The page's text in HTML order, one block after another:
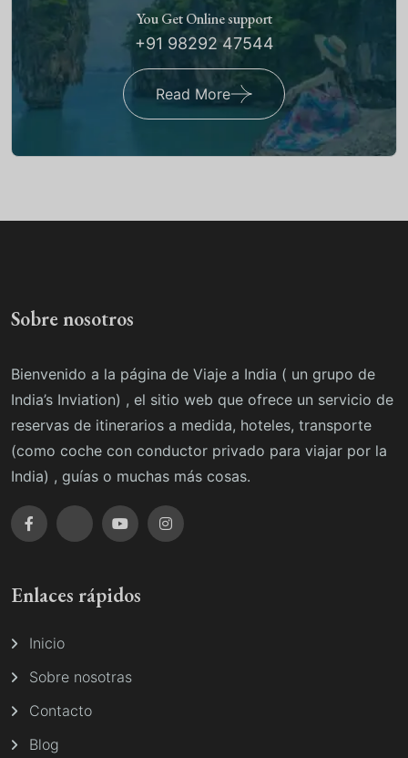
You Get Online support
+91 98292 47544
Read More
Sobre nosotros
Bienvenido a la página de Viaje a India ( un grupo de
India’s Inviation) , el sitio web que ofrece un servicio de
reservas de itinerarios a medida, hoteles, transporte
(como coche con conductor privado para viajar por la
India) , guías o muchas más cosas.
Enlaces rápidos
Inicio
Sobre nosotras
Contacto
Blog